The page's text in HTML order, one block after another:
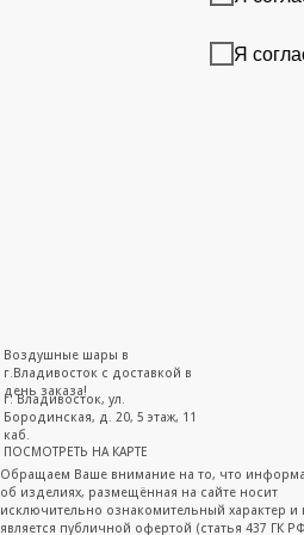
Я
г. Владивосток, ул.
Бородинская, д. 20, 5 этаж, 11
каб.
ПОСМОТРЕТЬ НА КАРТЕ
Воздушные шары в
г.Владивосток с доставкой в
день заказа!
Обращаем Ваше внимание на то, что
об изделиях, размещённая на сайте носит
исключительно ознакомительный характер и
является публичной офертой (статья 437 ГК